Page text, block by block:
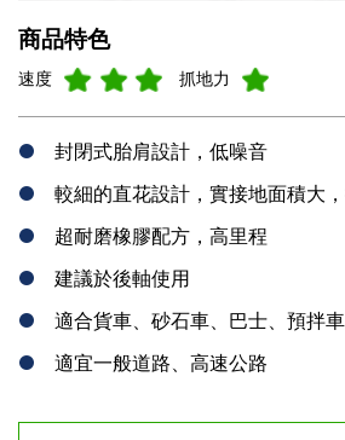
商品特色
速度 抓地力
封閉式胎肩設計，低噪音
較細的直花設計，實接地面積大
超耐磨橡膠配方，高里程
建議於後軸使用
適合貨車、砂石車、巴士、預拌
適宜一般道路、高速公路